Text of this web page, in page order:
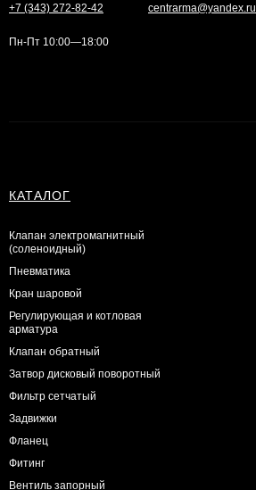
+7 (343) 272-82-42 centrarma@yandex.ru
Пн-Пт 10:00—18:00
КАТАЛОГ
Клапан электромагнитный
(соленоидный)
Пневматика
Кран шаровой
Регулирующая и котловая
арматура
Клапан обратный
Затвор дисковый поворотный
Фильтр сетчатый
Задвижки
Фланец
Фитинг
Вентиль запорный